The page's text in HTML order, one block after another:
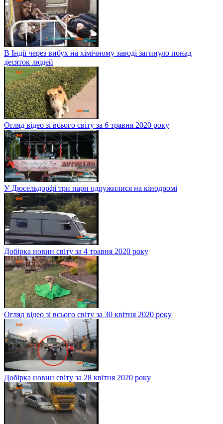
В Індії через вибух на хімічному заводі загинуло понад
десяток людей
Огляд відео зі всього світу за 6 травня 2020 року
У Дюсельдорфі три пари одружилися на кінодромі
Добірка новин світу за 4 травня 2020 року
Огляд відео зі всього світу за 30 квітня 2020 року
Добірка новин світу за 28 квітня 2020 року